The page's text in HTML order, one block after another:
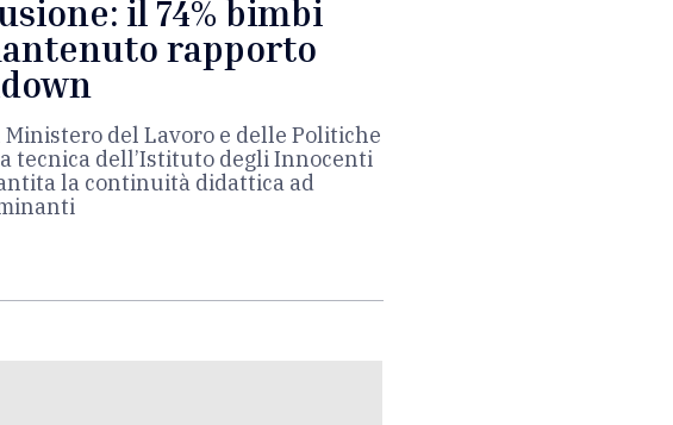
il 74% bimbi
rapporto
del Lavoro e delle Politiche
tecnica dell’Istituto degli Innocenti
la continuità didattica ad